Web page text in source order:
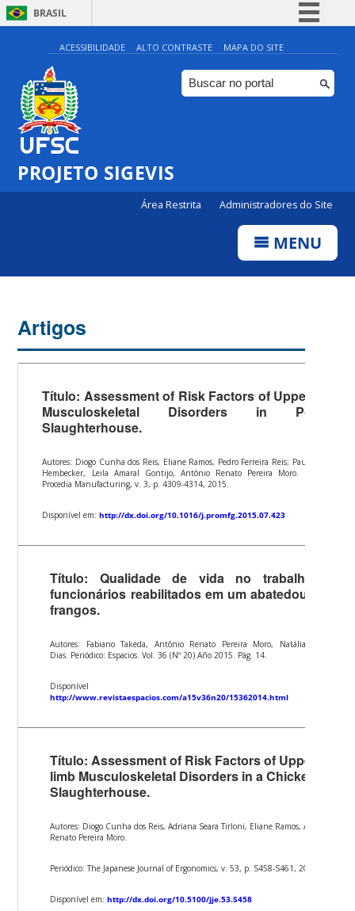
BRASIL
Simplifique!
Comunica BR
Participe
ACESSIBILIDADE ALTO CONTRASTE MAPA DO SITE
PROJETO SIGEVIS
Área Restrita Administradores do Site
MENU
Artigos
Título: Assessment of Risk Factors of Upper-limb
Musculoskeletal Disorders in Poultry
Slaughterhouse.
Autores: Diogo Cunha dos Reis, Eliane Ramos, Pedro Ferreira Reis; Paula Karina
Hembecker, Leila Amaral Gontijo, Antônio Renato Pereira Moro. Periódico:
Procedia Manufacturing, v. 3, p. 4309-4314, 2015.
Disponível em:http://dx.doi.org/10.1016/j.promfg.2015.07.423
Título: Qualidade de vida no trabalho de
funcionários reabilitados em um abatedouro de
frangos.
Autores: Fabiano Takeda, Antônio Renato Pereira Moro, Natália Fonseca
Dias. Periódico: Espacios. Vol. 36 (Nº 20) Año 2015. Pág. 14.
Disponível em:
http://www.revistaespacios.com/a15v36n20/15362014.html
Título: Assessment of Risk Factors of Upper-
limb Musculoskeletal Disorders in a Chicken
Slaughterhouse.
Autores: Diogo Cunha dos Reis, Adriana Seara Tirloni, Eliane Ramos, Antônio
Renato Pereira Moro.
Periódico: The Japanese Journal of Ergonomics, v. 53, p. S458-S461, 2017.
Disponível em:http://dx.doi.org/10.5100/jje.53.S458